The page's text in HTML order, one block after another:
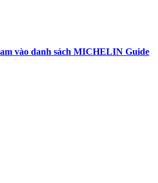
vào danh sách MICHELIN Guide